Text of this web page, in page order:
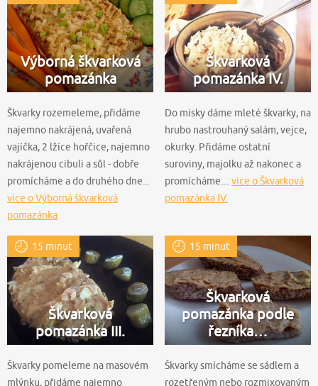
Výborná škvarková
pomazánka
Škvarky rozemeleme, přidáme
najemno nakrájená, uvařená
vajíčka, 2 lžíce hořčice, najemno
nakrájenou cibuli a sůl - dobře
promícháme a do druhého dne...
více o Výborná škvarková
pomazánka
Škvarková
pomazánka IV.
Do misky dáme mleté škvarky, na
hrubo nastrouhaný salám, vejce,
okurky. Přidáme ostatní
suroviny, majolku až nakonec a
promícháme.... více o Škvarková
pomazánka IV.
15 minut
Škvarková
pomazánka III.
Škvarky pomeleme na masovém
mlýnku, přidáme najemno
15 minut
Škvarková
pomazánka podle
řezníka…
Škvarky smícháme se sádlem a
rozetřeným nebo rozmixovaným